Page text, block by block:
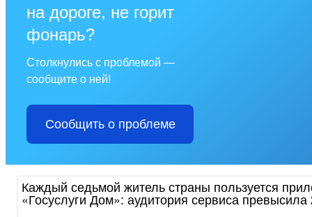
на дороге, не горит
фонарь?
Столкнулись с проблемой —
сообщите о ней!
Сообщить о проблеме
Каждый седьмой житель страны пользуется
«Госуслуги Дом»: аудитория сервиса